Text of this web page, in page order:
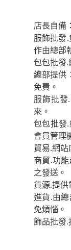
店長自備
服飾批發
作由總部
包包批發.
總部提供
免費。
服飾批發
來。
包包批發
會員管理
貿易.網
商貿.功
之發送。
貨源.提
進貨.由
免煩惱。
飾品批發.